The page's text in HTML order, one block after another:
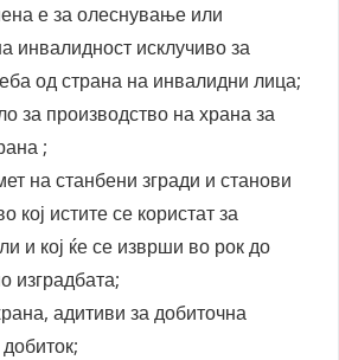
е за олеснување или
инвалидност исклучиво за
од страна на инвалидни лица;
за производство на храна за
;
на станбени згради и станови
кој истите се користат за
и кој ќе се изврши во рок до
изградбата;
адитиви за добиточна